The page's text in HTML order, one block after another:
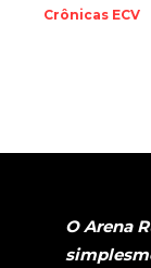
Crônicas ECV
O Arena